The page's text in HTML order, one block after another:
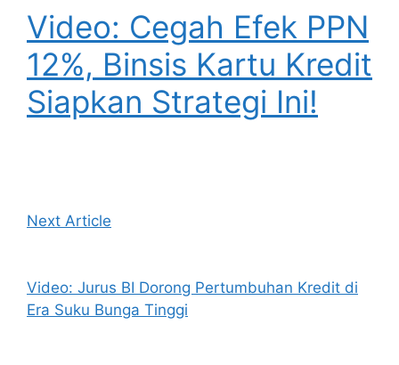
Video: Cegah Efek PPN
12%, Binsis Kartu Kredit
Siapkan Strategi Ini!
Next Article
Video: Jurus BI Dorong Pertumbuhan Kredit di
Era Suku Bunga Tinggi